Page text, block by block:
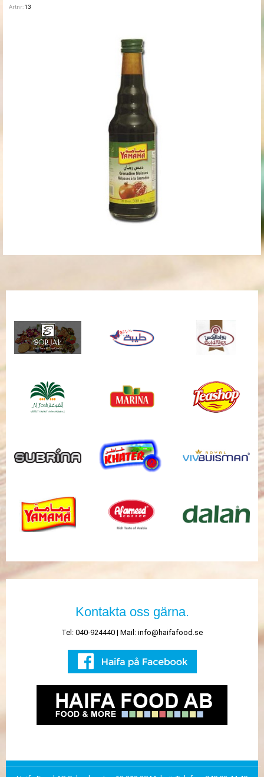
Artnr:13
Kontakta oss gärna.
Tel: 040-924440 | Mail: info@haifafood.se